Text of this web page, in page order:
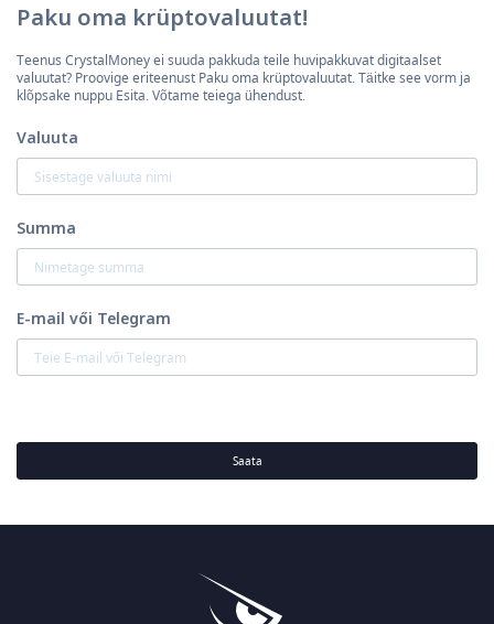
Paku oma krüptovaluutat!
Teenus CrystalMoney ei suuda pakkuda teile huvipakkuvat digitaalset
valuutat? Proovige eriteenust Paku oma krüptovaluutat. Täitke see vorm ja
klõpsake nuppu Esita. Võtame teiega ühendust.
Valuuta
Summa
E-mail vői Telegram
Saata